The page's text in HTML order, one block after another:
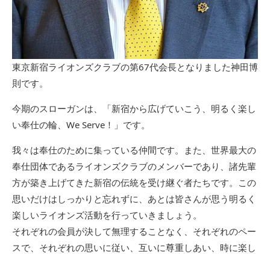
東京新宿ライオンズクラブの第67代会長となりました神田博
則です。
今期のスローガンは、「新宿から広げていこう、明るく楽し
い奉仕の輪、We Serve！」です。
我々は奉仕のために集っている仲間です。また、世界最大の
奉仕団体であるライオンズクラブのメンバーであり、諸先輩
方が築き上げてきた新宿の伝統を受け継ぐ者たちです。この
思いだけはしっかりと忘れずに、あとは皆さんが思う明るく
楽しいライオンズ活動を行っていきましょう。
それぞれの会員が決して無理することなく、それぞれのペー
スで、それぞれの思いに従い、互いに尊重しあい、時に楽し